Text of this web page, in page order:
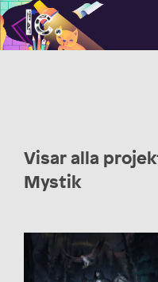
Illustratörcentrum
Visar alla
Mystik